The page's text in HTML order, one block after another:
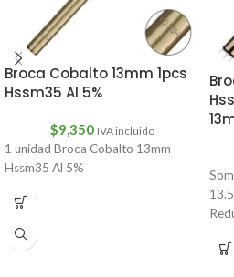
Broca Cobalto 13mm 1pcs
Hssm35 Al 5%
$9,350 IVA incluido
1 unidad Broca Cobalto 13mm
Hssm35 Al 5%